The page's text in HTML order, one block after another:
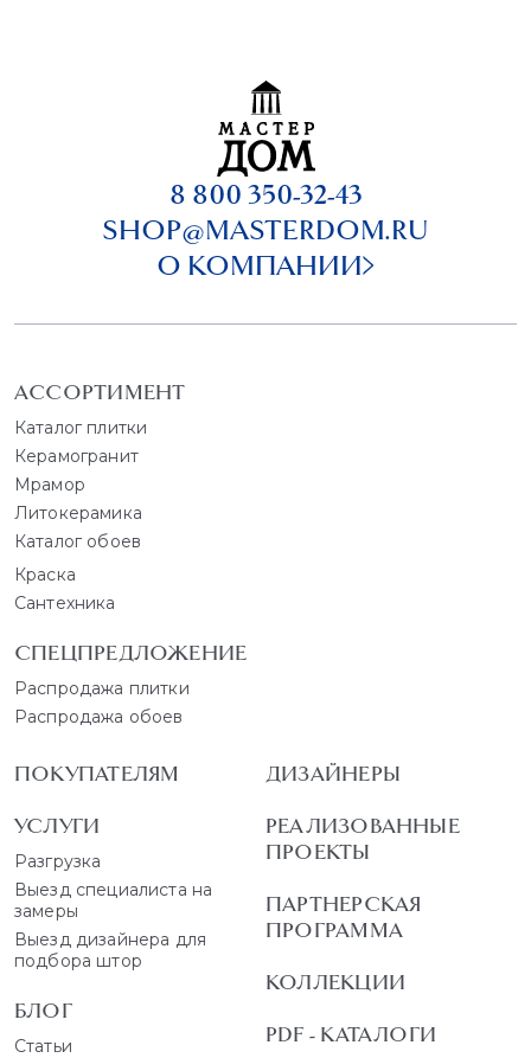
8 800 350-32-43
SHOP@MASTERDOM.RU
О КОМПАНИИ
АССОРТИМЕНТ
Каталог плитки
Керамогранит
Мрамор
Литокерамика
Каталог обоев
Краска
Сантехника
СПЕЦПРЕДЛОЖЕНИЕ
Распродажа плитки
Распродажа обоев
ПОКУПАТЕЛЯМ
УСЛУГИ
Разгрузка
Выезд специалиста на
замеры
Выезд дизайнера для
подбора штор
БЛОГ
Статьи
ДИЗАЙНЕРЫ
РЕАЛИЗОВАННЫЕ
ПРОЕКТЫ
ПАРТНЕРСКАЯ
ПРОГРАММА
КОЛЛЕКЦИИ
PDF - КАТАЛОГИ